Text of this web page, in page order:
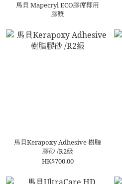
馬貝 Mapecryl ECO膠席即用
膠漿
馬貝Kerapoxy Adhesive 樹脂
膠砂 /R2級
HK$700.00